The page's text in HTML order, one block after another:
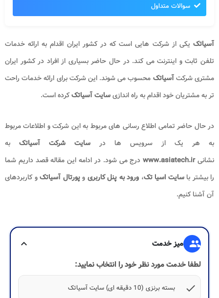
سوالات متداول
آسیاتک یکی از شرکت هایی است که در کشور ایران اقدام به ارائه خدمات
تلفن ثابت و اینترنت می کند. در حال حاضر بسیاری از افراد در کشور ایران
مشتری شرکتآسیاتک محسوب می شوند. این شرکت برای ارائه خدمات راحت
تر به مشتریان خود اقدام به راه اندازیسایت آسیاتککرده است.
در حال حاضر تمامی اطلاع رسانی های مربوط به این شرکت و اطلاعات مربوط
به هر یک از سرویس ها در سایت شرکت آسیاتک به
نشانیwww.asiatech.irدرج می شود. در ادامه این مقاله قصد داریم شما
را بیشتر باسایت اسیا تک، ورود به پنل کاربری وپورتال آسیاتکو کاربردهای
آن آشنا کنیم.
group میز خدمت
expand_more
لطفا خدمت مورد نظر خود را انتخاب نمایید:
check
بسته برنزی (10 دقیقه ای) سایت آسیاتک